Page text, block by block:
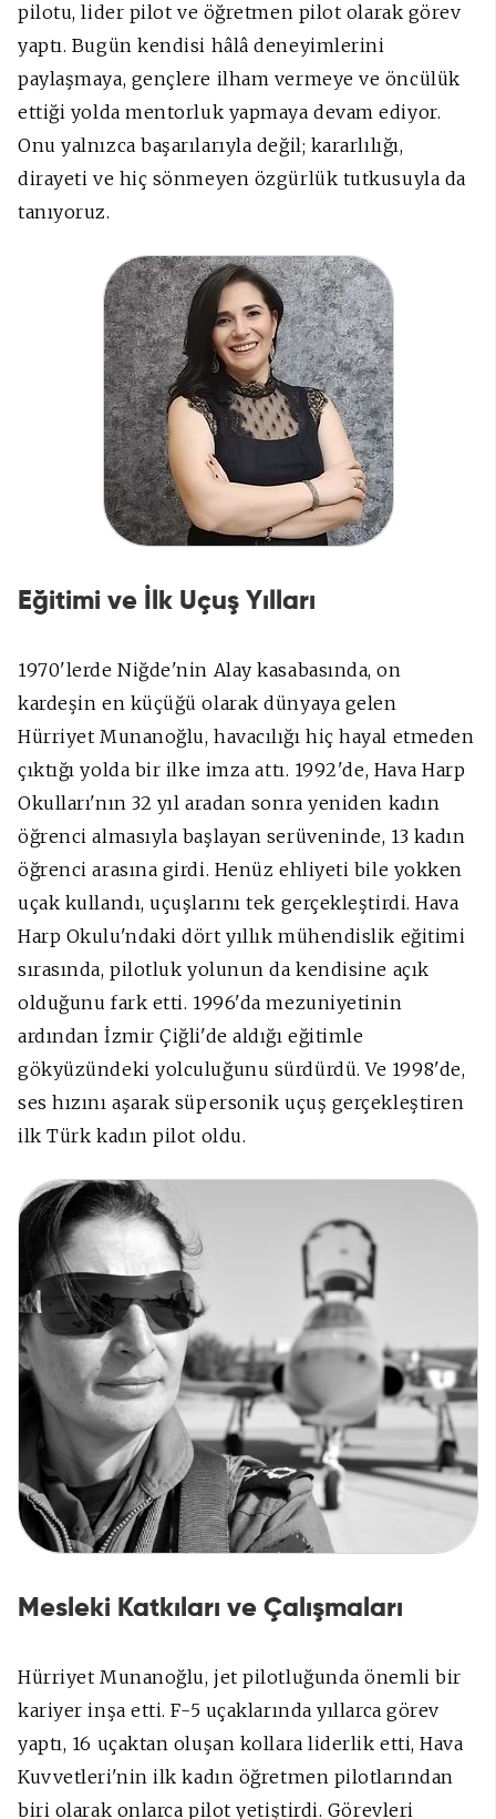
pilotu, lider pilot ve öğretmen pilot olarak görev
yaptı. Bugün kendisi hâlâ deneyimlerini
paylaşmaya, gençlere ilham vermeye ve öncülük
ettiği yolda mentorluk yapmaya devam ediyor.
Onu yalnızca başarılarıyla değil; kararlılığı,
dirayeti ve hiç sönmeyen özgürlük tutkusuyla da
tanıyoruz.
Eğitimi ve İlk Uçuş Yılları
1970'lerde Niğde'nin Alay kasabasında, on
kardeşin en küçüğü olarak dünyaya gelen
Hürriyet Munanoğlu, havacılığı hiç hayal etmeden
çıktığı yolda bir ilke imza attı. 1992'de, Hava Harp
Okulları'nın 32 yıl aradan sonra yeniden kadın
öğrenci almasıyla başlayan serüveninde, 13 kadın
öğrenci arasına girdi. Henüz ehliyeti bile yokken
uçak kullandı, uçuşlarını tek gerçekleştirdi. Hava
Harp Okulu'ndaki dört yıllık mühendislik eğitimi
sırasında, pilotluk yolunun da kendisine açık
olduğunu fark etti. 1996'da mezuniyetinin
ardından İzmir Çiğli'de aldığı eğitimle
gökyüzündeki yolculuğunu sürdürdü. Ve 1998'de,
ses hızını aşarak süpersonik uçuş gerçekleştiren
ilk Türk kadın pilot oldu.
Mesleki Katkıları ve Çalışmaları
Hürriyet Munanoğlu, jet pilotluğunda önemli bir
kariyer inşa etti. F-5 uçaklarında yıllarca görev
yaptı, 16 uçaktan oluşan kollara liderlik etti, Hava
Kuvvetleri'nin ilk kadın öğretmen pilotlarından
biri olarak onlarca pilot yetiştirdi. Görevleri